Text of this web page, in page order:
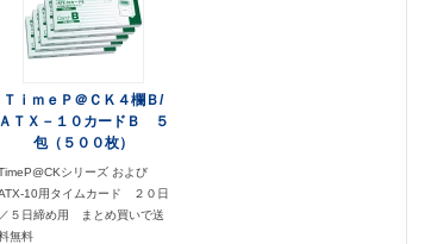
ＴｉｍｅＰ＠ＣＫ４欄Ｂ/
ＡＴＸ－１０カードＢ ５
包（５００枚）
シリーズ および
10用タイムカード ２０日
／５日締め用 まとめ買いで送
無料